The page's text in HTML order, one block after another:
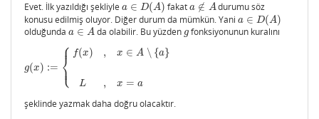
Evet. İlk yazıldığı şekliyle a ∈ D(A)
a∈D (A) fakata ∉ A
a∉A
durumu söz
konusu edilmiş oluyor. Diğer durum da mümkün. Yani a ∈ D(A)
a∈D (A)
olduğunda a ∈ A
a∈A da olabilir. Bu yüzden g
gfonksiyonunun kuralını
g(x) := ⎧
⎩
⎨⎪
⎪
f(x)
L
,
,
x ∈ A ∖ {a}
x = a
g( ):=
şeklinde yazmak daha doğru olacaktır.